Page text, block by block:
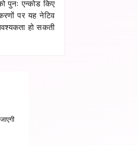
पुनः एन्कोड किए
पर यह नेटिव
हो सकती